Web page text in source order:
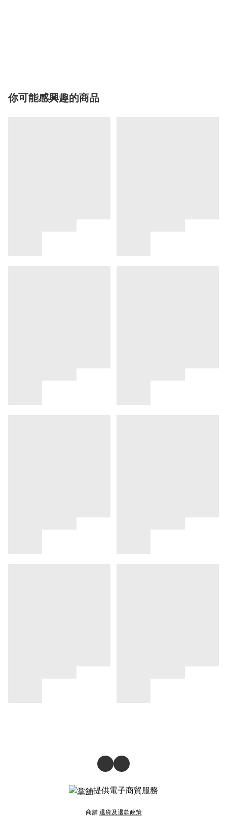
你可能感興趣的商品
提供電子商貿服務
商舖退貨及退款政策